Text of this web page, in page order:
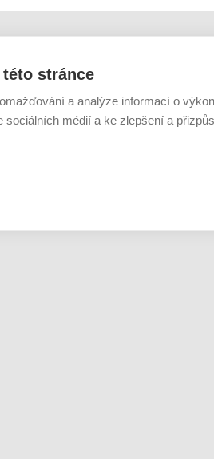
stránce
a analýze informací o
médií a ke zlepšení a